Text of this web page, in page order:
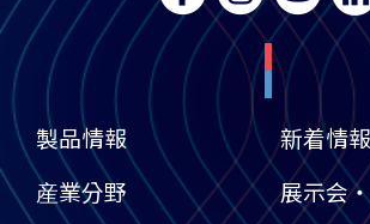
水素自動車の仕
水素充填： まず、水素は
から車両の高圧水素貯蔵
れます。水素充填プロセス
の水素ステーションで行わ
了します。
水素輸送：水素充填後、
製品情報
産業分野
新着情報
展示会